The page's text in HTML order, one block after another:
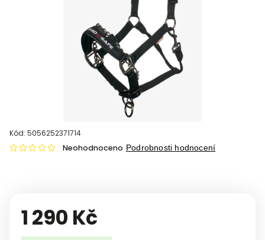
Kód: 5056252371714
Neohodnoceno Podrobnosti hodnocení
1 290 Kč